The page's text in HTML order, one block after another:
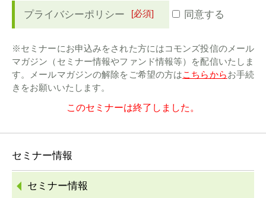
プライバシーポリシー [必須] 同意する
※セミナーにお申込みをされた方にはコモンズ投信のメール
マガジン（セミナー情報やファンド情報等）を配信いたしま
す。メールマガジンの解除をご希望の方はこちらからお手続
きをお願いいたします。
このセミナーは終了しました。
セミナー情報
セミナー情報